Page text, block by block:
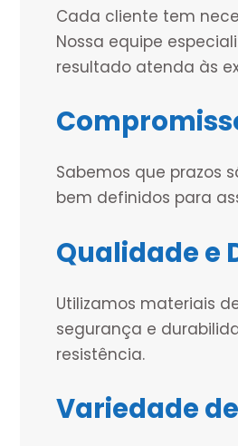
Cada cliente tem
Nossa equipe
resultado atenda às
Sabemos que prazos
bem definidos para
Qualidade e
Utilizamos materiais
segurança e
resistência.
Variedade